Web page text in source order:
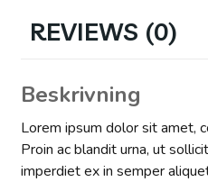
REVIEWS (0)
Beskrivning
Lorem ipsum dolor sit amet,
Proin ac blandit urna, ut
imperdiet ex in semper